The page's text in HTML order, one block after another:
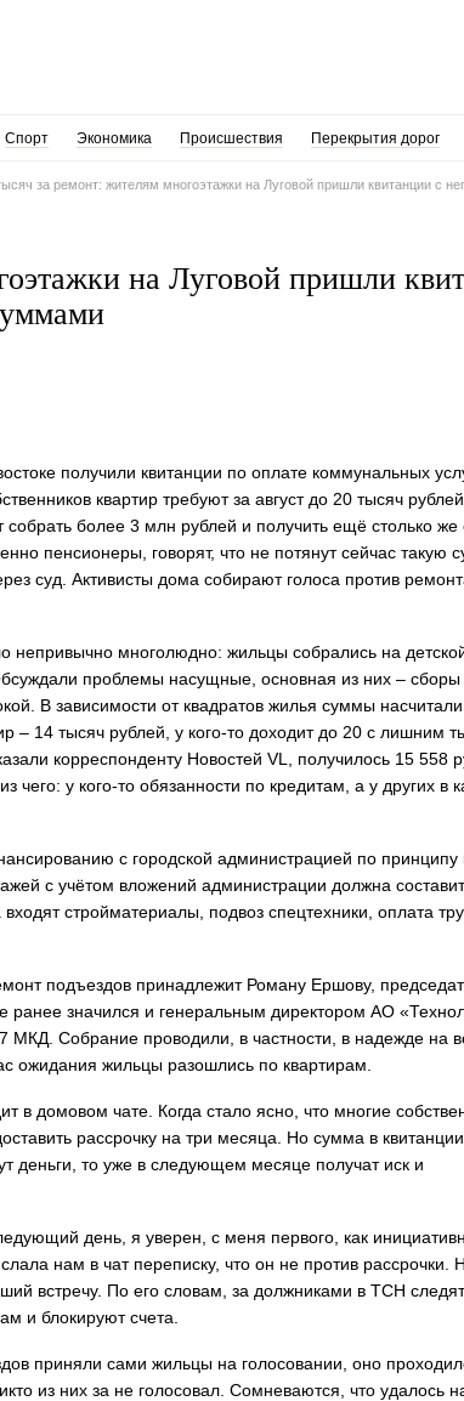
Спорт Экономика Происшествия Перекрытия дорог
за ремонт: жителям многоэтажки на Луговой пришли квитанции с
на Луговой пришли
получили квитанции по оплате коммунальных
квартир требуют за август до 20 тысяч
более 3 млн рублей и получить ещё столько же
пенсионеры, говорят, что не потянут сейчас такую
суд. Активисты дома собирают голоса против
непривычно многолюдно: жильцы собрались на
проблемы насущные, основная из них –
В зависимости от квадратов жилья суммы насчитали
– 14 тысяч рублей, у кого-то доходит до 20 с лишним
корреспонденту Новостей VL, получилось 15 558
чего: у кого-то обязанности по кредитам, а у других в
с городской администрацией по
с учётом вложений администрации должна
стройматериалы, подвоз спецтехники, оплата
подъездов принадлежит Роману Ершову,
значился и генеральным директором АО
МКД. Собрание проводили, в частности, в надежде на
ожидания жильцы разошлись по квартирам.
в домовом чате. Когда стало ясно, что многие
рассрочку на три месяца. Но сумма в квитанции
деньги, то уже в следующем месяце получат иск и
день, я уверен, с меня первого, как
нам в чат переписку, что он не против рассрочки.
встречу. По его словам, за должниками в ТСН следят
и блокируют счета.
приняли сами жильцы на голосовании, оно
из них за не голосовал. Сомневаются, что удалось
На заправках